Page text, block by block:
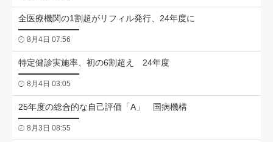
全医療機関の1割超がリフィル発行、24年度に
8月4日 07:56
特定健診実施率、初の6割超え 24年度
8月4日 03:05
25年度の総合的な自己評価「A」 国病機構
8月3日 08:55